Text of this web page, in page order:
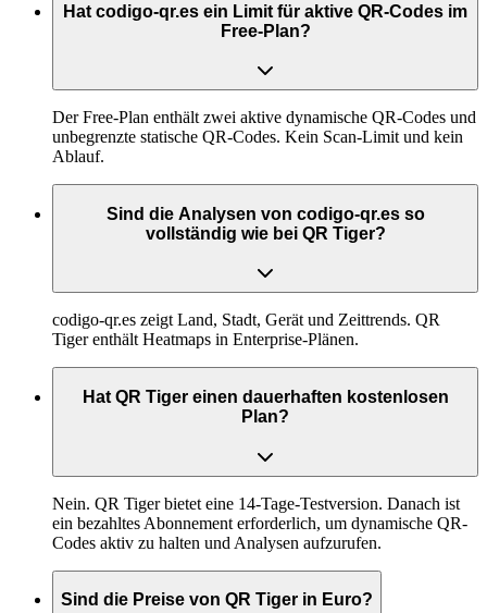
Hat codigo-qr.es ein Limit für aktive QR-Codes im
Free-Plan?
Der Free-Plan enthält zwei aktive dynamische QR-Codes und
unbegrenzte statische QR-Codes. Kein Scan-Limit und kein
Ablauf.
Sind die Analysen von codigo-qr.es so
vollständig wie bei QR Tiger?
codigo-qr.es zeigt Land, Stadt, Gerät und Zeittrends. QR
Tiger enthält Heatmaps in Enterprise-Plänen.
Hat QR Tiger einen dauerhaften kostenlosen
Plan?
Nein. QR Tiger bietet eine 14-Tage-Testversion. Danach ist
ein bezahltes Abonnement erforderlich, um dynamische QR-
Codes aktiv zu halten und Analysen aufzurufen.
Sind die Preise von QR Tiger in Euro?